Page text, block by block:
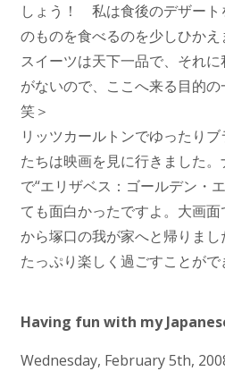
しょう！ 私は食後のデザート
のものを食べるのを少しひか
スイーツは天下一品で、それ
がないので、ここへ来る目的
笑＞
リッツカールトンでゆったり
たちは映画を見に行きました
で“エリザベス：ゴールデン・
ても面白かったですよ。大画
から塚口の我が家へと帰りま
たっぷり楽しく過ごすことがで
Having fun with my
Wednesday, February 5th,